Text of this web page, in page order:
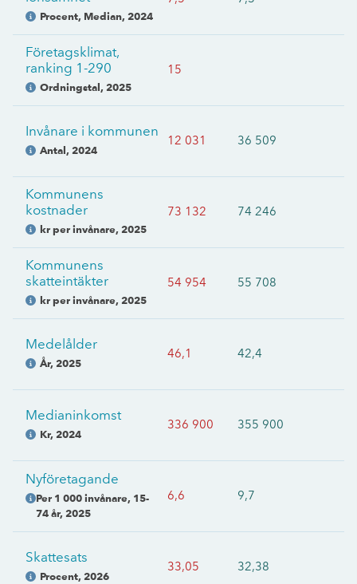
Procent, Median, 2024
Företagsklimat,
ranking 1-290
Ordningstal, 2025
15
Invånare i kommunen
Antal, 2024
12 031 36 509
Kommunens
kostnader
kr per invånare, 2025
73 132 74 246
Kommunens
skatteintäkter
kr per invånare, 2025
54 954 55 708
Medelålder
År, 2025
46,1 42,4
Medianinkomst
Kr, 2024
336 900 355 900
Nyföretagande
Per 1 000 invånare, 15-
74 år,2025
6,6 9,7
Skattesats
Procent, 2026
33,05 32,38